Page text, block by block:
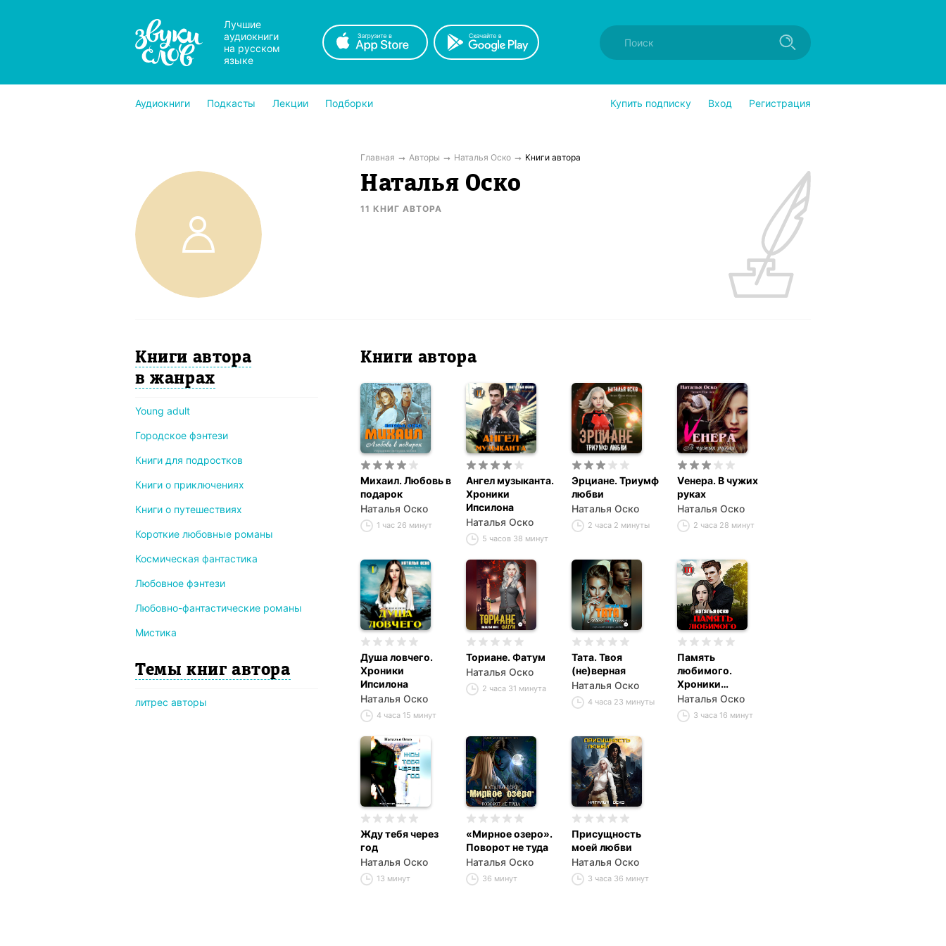
Лучшие
аудиокниги
на русском
языке
Аудиокниги Подкасты Лекции Подборки Купить подписку Вход Регистрация
Главная Авторы Наталья Оско Книги автора
Наталья Оско
11 КНИГ АВТОРА
Книги автора
в жанрах
Young adult
Городское фэнтези
Книги для подростков
Книги о приключениях
Книги о путешествиях
Короткие любовные романы
Космическая фантастика
Любовное фэнтези
Любовно-фантастические романы
Мистика
Темы книг автора
литрес авторы
Книги автора
Михаил. Любовь в
подарок
Наталья Оско
1 час 26 минут
Ангел музыканта.
Хроники
Ипсилона
Наталья Оско
5 часов 38 минут
Эрциане. Триумф
любви
Наталья Оско
2 часа 2 минуты
Vенера. В чужих
руках
Наталья Оско
2 часа 28 минут
Душа ловчего.
Хроники
Ипсилона
Наталья Оско
4 часа 15 минут
Ториане. Фатум
Наталья Оско
2 часа 31 минута
Тата. Твоя
(не)верная
Наталья Оско
4 часа 23 минуты
Память
любимого.
Хроники
Ипсилона
Наталья Оско
3 часа 16 минут
Жду тебя через
год
Наталья Оско
13 минут
«Мирное озеро».
Поворот не туда
Наталья Оско
36 минут
Присущность
моей любви
Наталья Оско
3 часа 36 минут